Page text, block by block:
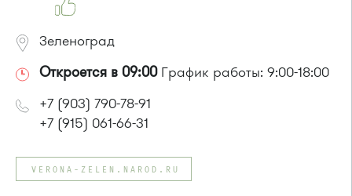
Зеленоград
Откроется в 09:00График работы: 9:00-18:00
+7 (903) 790-78-91
+7 (915) 061-66-31
VERONA-ZELEN.NAROD.RU